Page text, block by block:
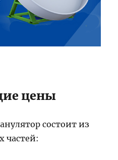
цены
состоит из
частей: